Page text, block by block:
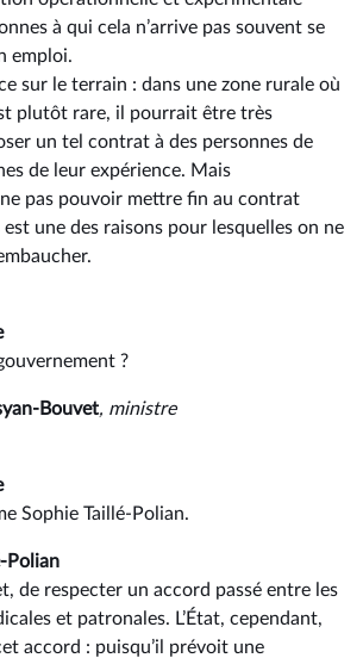
à qui cela n’arrive pas souvent se
emploi.
sur le terrain : dans une zone rurale où
plutôt rare, il pourrait être très
un tel contrat à des personnes de
de leur expérience. Mais
ne pas pouvoir mettre fin au contrat
une des raisons pour lesquelles on ne
?
Bouvet, ministre
Sophie Taillé-Polian.
Polian
de respecter un accord passé entre les
et patronales. L’État, cependant,
accord : puisqu’il prévoit une